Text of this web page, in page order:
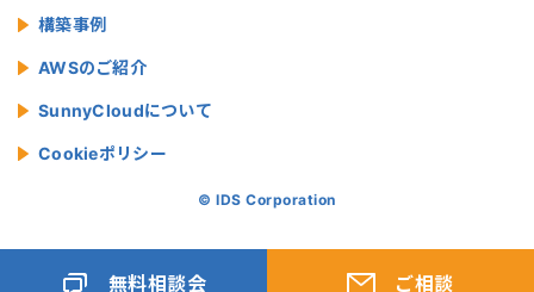
構築事例
AWSのご紹介
SunnyCloudについて
Cookieポリシー
© IDS Corporation
無料相談会 ご相談